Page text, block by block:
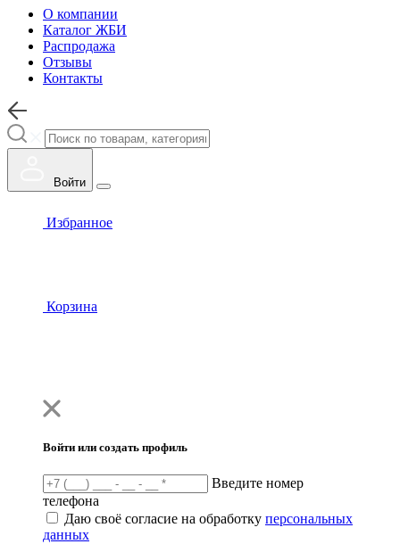
О компании
Каталог ЖБИ
Распродажа
Отзывы
Контакты
Войти
Избранное
Корзина
Войти или создать профиль
Введите номер
телефона
Даю своё согласие на обработку персональных
данных